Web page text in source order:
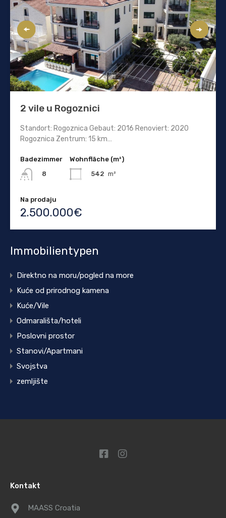
2 vile u Rogoznici
Standort: Rogoznica Gebaut: 2016 Renoviert: 2020
Rogoznica Zentrum: 15 km…
Badezimmer
8
Wohnfläche (m²)
542 m²
Na prodaju
2.500.000€
Immobilientypen
Direktno na moru/pogled na more
Kuće od prirodnog kamena
Kuće/Vile
Odmarališta/hoteli
Poslovni prostor
Stanovi/Apartmani
Svojstva
zemljište
Kontakt
MAASS Croatia